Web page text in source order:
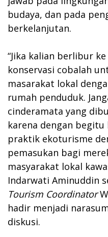
budaya, dan pada
berkelanjutan.
“Jika kalian berlibur
konservasi cobalah
masarakat lokal
rumah penduduk.
cinderamata yang
karena dengan
praktik ekoturisme
pemasukan bagi
masyarakat lokal
Indarwati Aminuddin
Tourism Coordinator
hadir menjadi
diskusi.